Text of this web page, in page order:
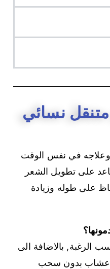
نسائي
في نفس الوقت
على تطويل الشعر
على طوله وزيادة
الرغبة, بالاضافة الى
بدون سحب